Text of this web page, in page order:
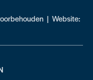
| Website: